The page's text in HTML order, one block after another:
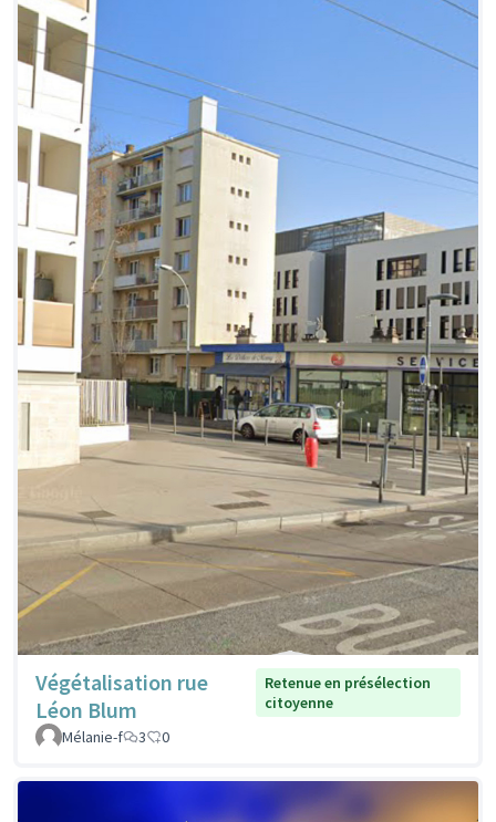
Végétalisation rue
Léon Blum
Retenue en présélection
citoyenne
Mélanie-f
3 0